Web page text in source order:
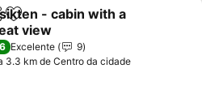
Adicionar aos favoritos
- cabin with a
view
preços
Excelente
9
3.3 km de Centro da cidade